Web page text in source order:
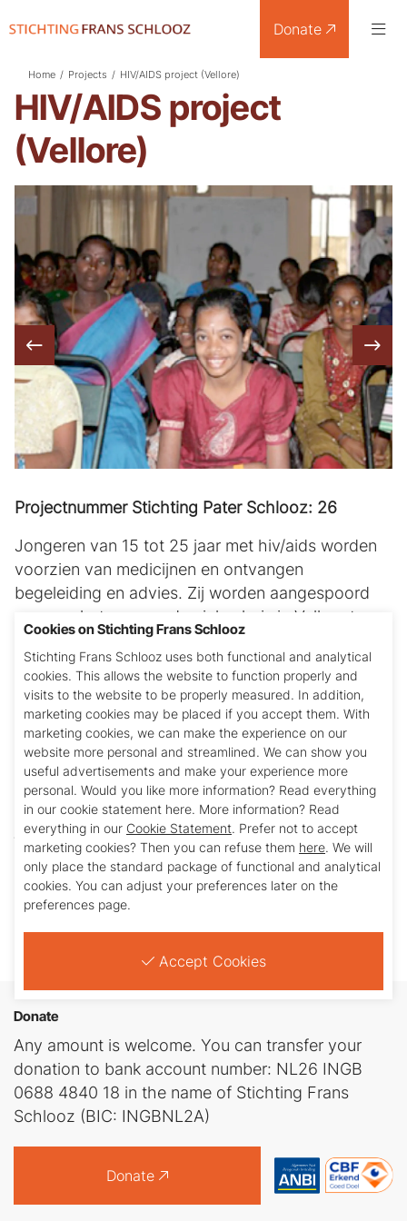
Donate
Home / Projects / HIV/AIDS project (Vellore)
HIV/AIDS project
(Vellore)
Projectnummer Stichting Pater Schlooz: 26
Jongeren van 15 tot 25 jaar met hiv/aids worden
voorzien van medicijnen en ontvangen
begeleiding en advies. Zij worden aangespoord
om naar het vermaarde ziekenhuis in Vellore te
gaan, waar ze medicijnen (aidsremmers) krijgen.
Vervolgens worden ze doorgestuurd naar het Don
Bosco centrum. Daar ontvangen ze een pakket
met gezonde voeding, aangepast aan hun ziekte,
waarna ze weer naar huis gaan. Ook thuis worden
ze bezocht. In het centrum en thuis krijgen ze
sociale begeleiding ten aanzien van hun leefwijze
en werk. In dit project was plaats voor 100
jongeren en na drie maanden waren alle plaatsen
al vergeven. De kosten werden door Stichting
Pater Schlooz gedragen.
Financiële bijdrage in 2013: € 26.000,-
Donate
Any amount is welcome. You can transfer your
donation to bank account number: NL26 INGB
0688 4840 18 in the name of Stichting Frans
Schlooz (BIC: INGBNL2A)
Donate
Cookies on Stichting Frans Schlooz
Stichting Frans Schlooz uses both functional and analytical
cookies. This allows the website to function properly and
visits to the website to be properly measured. In addition,
marketing cookies may be placed if you accept them. With
marketing cookies, we can make the experience on our
website more personal and streamlined. We can show you
useful advertisements and make your experience more
personal. Would you like more information? Read everything
in our cookie statement here. More information? Read
everything in our Cookie Statement. Prefer not to accept
marketing cookies? Then you can refuse them here. We will
only place the standard package of functional and analytical
cookies. You can adjust your preferences later on the
preferences page.
Accept Cookies